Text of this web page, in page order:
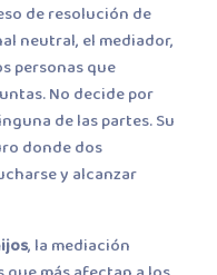
de resolución de
neutral, el mediador,
personas que
No decide por
de las partes. Su
donde dos
y alcanzar
, la mediación